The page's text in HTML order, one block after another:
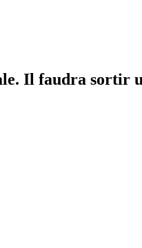
Il faudra sortir